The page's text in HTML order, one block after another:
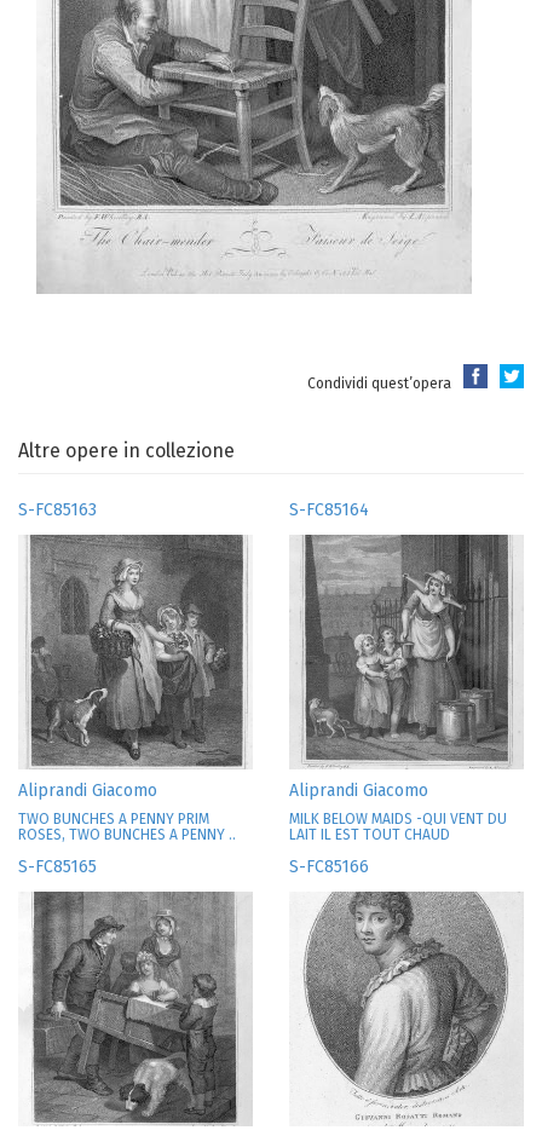
Condividi quest’opera
Altre opere in collezione
S-FC85163
Aliprandi Giacomo
TWO BUNCHES A PENNY PRIM
ROSES, TWO BUNCHES A PENNY ..
S-FC85164
Aliprandi Giacomo
MILK BELOW MAIDS -QUI VENT DU
LAIT IL EST TOUT CHAUD
S-FC85165 S-FC85166